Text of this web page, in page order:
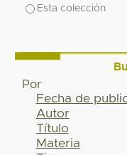
Esta colección
Por
Fecha de
Autor
Título
Materia